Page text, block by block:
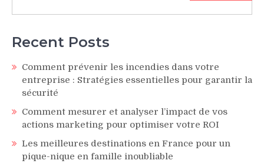
Recent Posts
Comment prévenir les incendies dans votre
entreprise : Stratégies essentielles pour garantir la
sécurité
Comment mesurer et analyser l’impact de vos
actions marketing pour optimiser votre ROI
Les meilleures destinations en France pour un
pique-nique en famille inoubliable